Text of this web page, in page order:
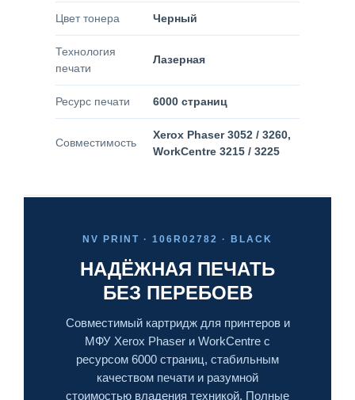
Цвет тонера Черный
Технология
печати
Лазерная
Ресурс печати 6000 страниц
Совместимость
Xerox Phaser 3052 / 3260,
WorkCentre 3215 / 3225
NV PRINT · 106R02782 · BLACK
НАДЁЖНАЯ ПЕЧАТЬ
БЕЗ ПЕРЕБОЕВ
Совместимый картридж для принтеров и
МФУ Xerox Phaser и WorkCentre с
ресурсом 6000 страниц, стабильным
качеством печати и разумной
стоимостью владения техникой. Полные